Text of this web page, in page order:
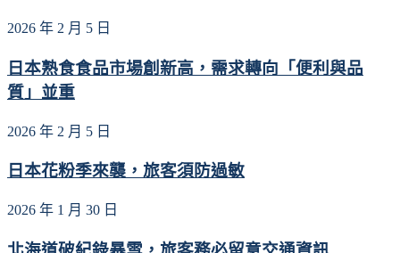
2026 年 2 月 5 日
日本熟食食品市場創新高，需求轉向「便利與品
質」並重
2026 年 2 月 5 日
日本花粉季來襲，旅客須防過敏
2026 年 1 月 30 日